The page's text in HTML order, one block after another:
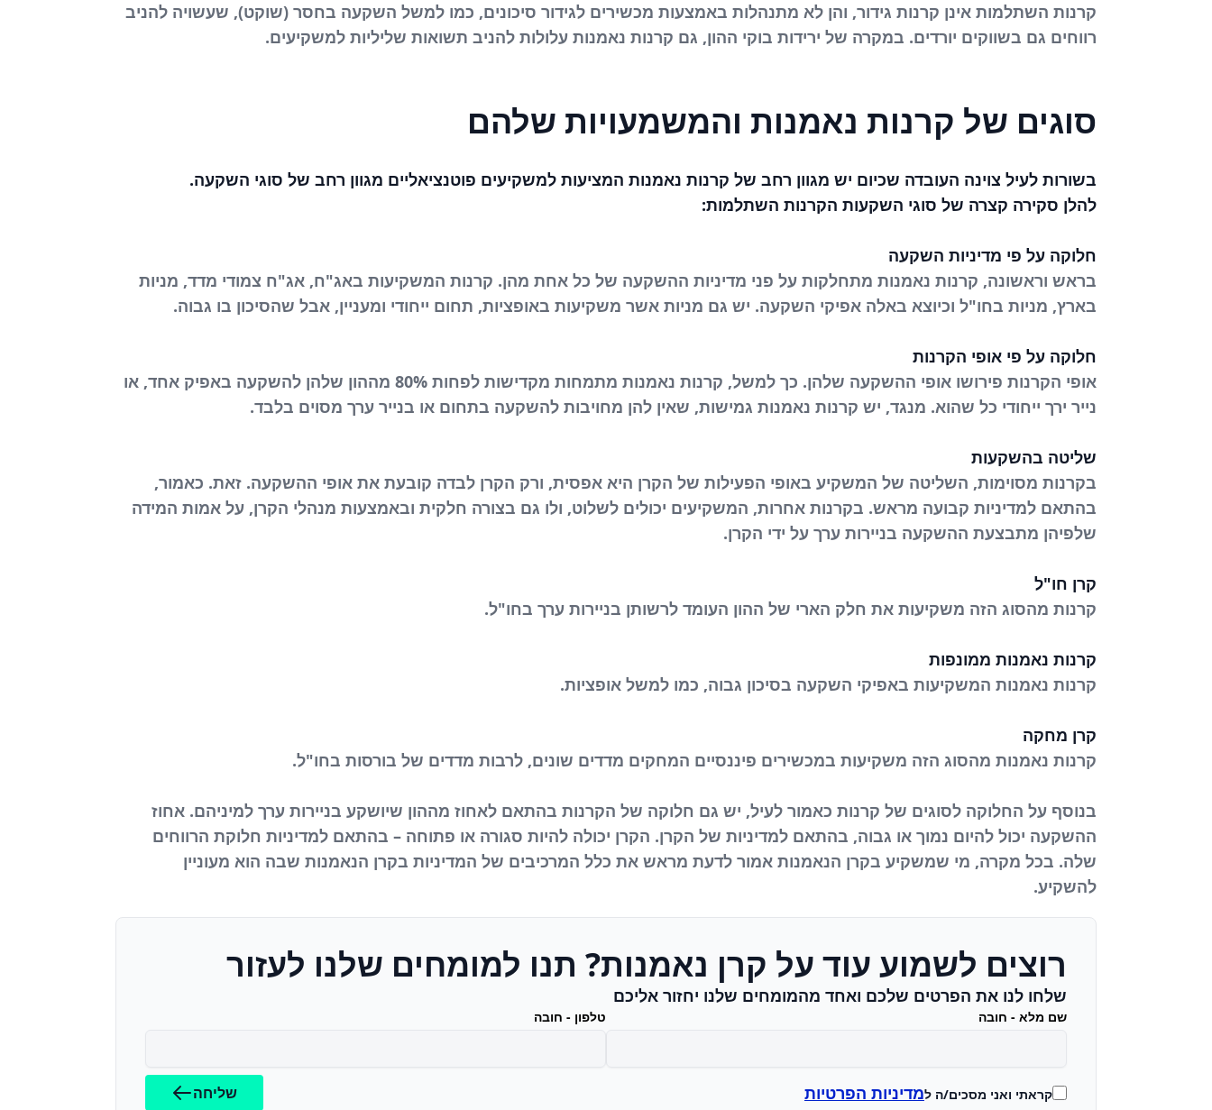
קרנות השתלמות אינן קרנות גידור, והן לא מתנהלות באמצעות מכשירים לגידור סיכונים, כמו למשל השקעה בחסר (שוקט), שעשויה להניב
רווחים גם בשווקים יורדים. במקרה של ירידות בוקי ההון, גם קרנות נאמנות עלולות להניב תשואות שליליות למשקיעים.
סוגים של קרנות נאמנות והמשמעויות שלהם
בשורות לעיל צוינה העובדה שכיום יש מגוון רחב של קרנות נאמנות המציעות למשקיעים פוטנציאליים מגוון רחב של סוגי השקעה.
להלן סקירה קצרה של סוגי השקעות הקרנות השתלמות:
חלוקה על פי מדיניות השקעה
בראש וראשונה, קרנות נאמנות מתחלקות על פני מדיניות ההשקעה של כל אחת מהן. קרנות המשקיעות באג"ח, אג"ח צמודי מדד, מניות
בארץ, מניות בחו"ל וכיוצא באלה אפיקי השקעה. יש גם מניות אשר משקיעות באופציות, תחום ייחודי ומעניין, אבל שהסיכון בו גבוה.
חלוקה על פי אופי הקרנות
אופי הקרנות פירושו אופי ההשקעה שלהן. כך למשל, קרנות נאמנות מתמחות מקדישות לפחות 80% מההון שלהן להשקעה באפיק אחד, או
נייר ירך ייחודי כל שהוא. מנגד, יש קרנות נאמנות גמישות, שאין להן מחויבות להשקעה בתחום או בנייר ערך מסוים בלבד.
שליטה בהשקעות
בקרנות מסוימות, השליטה של המשקיע באופי הפעילות של הקרן היא אפסית, ורק הקרן לבדה קובעת את אופי ההשקעה. זאת. כאמור,
בהתאם למדיניות קבועה מראש. בקרנות אחרות, המשקיעים יכולים לשלוט, ולו גם בצורה חלקית ובאמצעות מנהלי הקרן, על אמות המידה
שלפיהן מתבצעת ההשקעה בניירות ערך על ידי הקרן.
קרן חו"ל
קרנות מהסוג הזה משקיעות את חלק הארי של ההון העומד לרשותן בניירות ערך בחו"ל.
קרנות נאמנות ממונפות
קרנות נאמנות המשקיעות באפיקי השקעה בסיכון גבוה, כמו למשל אופציות.
קרן מחקה
קרנות נאמנות מהסוג הזה משקיעות במכשירים פיננסיים המחקים מדדים שונים, לרבות מדדים של בורסות בחו"ל.
בנוסף על החלוקה לסוגים של קרנות כאמור לעיל, יש גם חלוקה של הקרנות בהתאם לאחוז מההון שיושקע בניירות ערך למיניהם. אחוז
ההשקעה יכול להיום נמוך או גבוה, בהתאם למדיניות של הקרן. הקרן יכולה להיות סגורה או פתוחה – בהתאם למדיניות חלוקת הרווחים
שלה. בכל מקרה, מי שמשקיע בקרן הנאמנות אמור לדעת מראש את כלל המרכיבים של המדיניות בקרן הנאמנות שבה הוא מעוניין
להשקיע.
רוצים לשמוע עוד על קרן נאמנות? תנו למומחים שלנו לעזור
שלחו לנו את הפרטים שלכם ואחד מהמומחים שלנו יחזור אליכם
שם מלא - חובה טלפון - חובה
קראתי ואני מסכים/ה למדיניות הפרטיות שליחה